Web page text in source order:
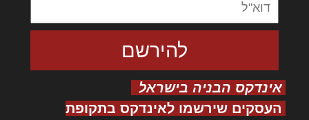
אינדקס הבניה בישראל
העסקים שירשמו לאינדקס בתקופת